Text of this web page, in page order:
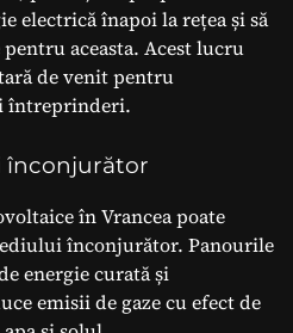
electrică înapoi la rețea și să
aceasta. Acest lucru
de venit pentru
întreprinderi.
înconjurător
în Vrancea poate
înconjurător. Panourile
energie curată și
emisii de gaze cu efect de